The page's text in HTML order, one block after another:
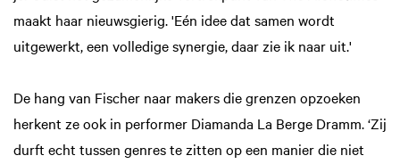
maakt haar nieuwsgierig. 'Eén idee dat samen wordt
uitgewerkt, een volledige synergie, daar zie ik naar uit.'
De hang van Fischer naar makers die grenzen opzoeken
herkent ze ook in performer Diamanda La Berge Dramm. ‘Zij
durft echt tussen genres te zitten op een manier die niet